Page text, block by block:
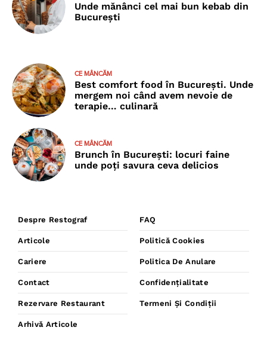
Unde mănânci cel mai bun kebab din
București
CE MÂNCĂM
Best comfort food în București. Unde
mergem noi când avem nevoie de
terapie… culinară
CE MÂNCĂM
Brunch în București: locuri faine
unde poţi savura ceva delicios
Despre Restograf
Articole
Cariere
Contact
Rezervare Restaurant
Arhivă Articole
FAQ
Politică Cookies
Politica De Anulare
Confidențialitate
Termeni Și Condiții